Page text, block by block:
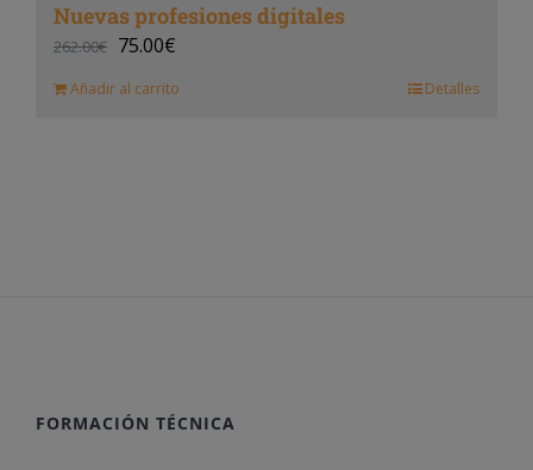
Nuevas profesiones digitales
262.00€ 75.00€
Añadir al carrito Detalles
FORMACIÓN TÉCNICA